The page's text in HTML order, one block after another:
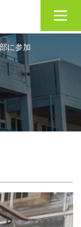
に参加